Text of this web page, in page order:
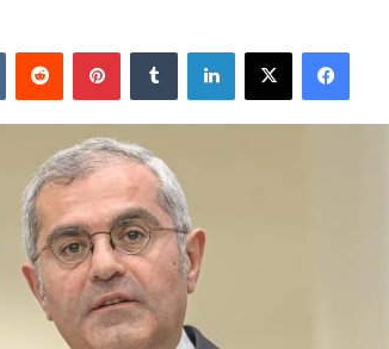
فيسبوك ‫X لينكدإن ‏Tumblr بينتيريست ‏Reddit